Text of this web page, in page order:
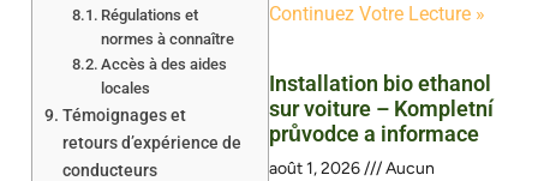
Régulations et
normes à connaître
Accès à des aides
locales
Témoignages et
retours d’expérience de
conducteurs
Continuez Votre Lecture »
Installation bio ethanol
sur voiture – Kompletní
průvodce a informace
août 1, 2026
Aucun